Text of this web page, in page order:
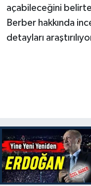
açabileceğini
Berber hakkında
detayları